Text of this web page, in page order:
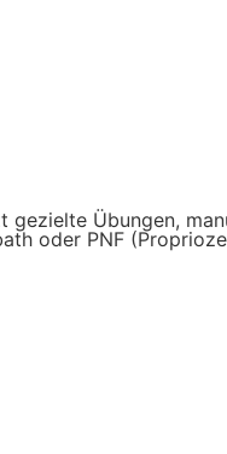
gezielte Übungen,
oder PNF